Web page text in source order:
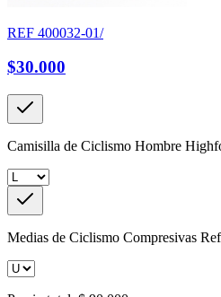
REF 400032-01/
$30.000
Camisilla de Ciclismo Hombre
Medias de Ciclismo Compresivas